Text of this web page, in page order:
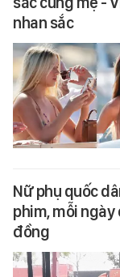
nhan sắc
Nữ phụ quốc
phim, mỗi ngày
đồng